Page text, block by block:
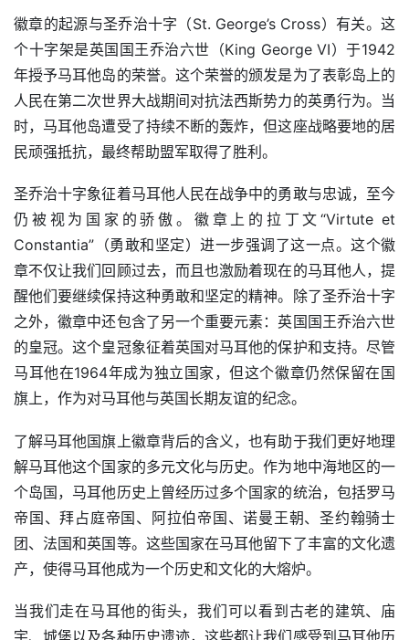
徽章的起源与圣乔治十字（St. George’s Cross）有关。这
个十字架是英国国王乔治六世（King George VI）于1942
年授予马耳他岛的荣誉。这个荣誉的颁发是为了表彰岛上的
人民在第二次世界大战期间对抗法西斯势力的英勇行为。当
时，马耳他岛遭受了持续不断的轰炸，但这座战略要地的居
民顽强抵抗，最终帮助盟军取得了胜利。
圣乔治十字象征着马耳他人民在战争中的勇敢与忠诚，至今
仍被视为国家的骄傲。徽章上的拉丁文“Virtute et
Constantia”（勇敢和坚定）进一步强调了这一点。这个徽
章不仅让我们回顾过去，而且也激励着现在的马耳他人，提
醒他们要继续保持这种勇敢和坚定的精神。除了圣乔治十字
之外，徽章中还包含了另一个重要元素：英国国王乔治六世
的皇冠。这个皇冠象征着英国对马耳他的保护和支持。尽管
马耳他在1964年成为独立国家，但这个徽章仍然保留在国
旗上，作为对马耳他与英国长期友谊的纪念。
了解马耳他国旗上徽章背后的含义，也有助于我们更好地理
解马耳他这个国家的多元文化与历史。作为地中海地区的一
个岛国，马耳他历史上曾经历过多个国家的统治，包括罗马
帝国、拜占庭帝国、阿拉伯帝国、诺曼王朝、圣约翰骑士
团、法国和英国等。这些国家在马耳他留下了丰富的文化遗
产，使得马耳他成为一个历史和文化的大熔炉。
当我们走在马耳他的街头，我们可以看到古老的建筑、庙